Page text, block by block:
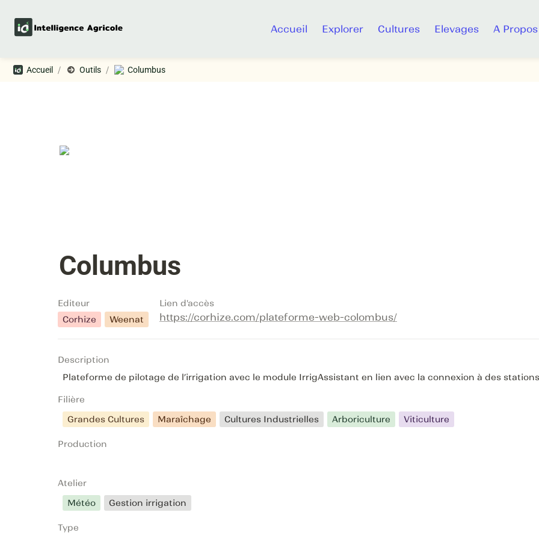
Accueil Explorer Cultures Elevages A Propos
Accueil / Outils / Columbus
Columbus
Editeur
Corhize
Weenat
Lien d'accès
https://corhize.com/plateforme-web-colombus/
Description
Plateforme de pilotage de l’irrigation avec le module IrrigAssistant en lien avec la connexion à des
Filière
Grandes Cultures
Maraîchage Cultures Industrielles Arboriculture Viticulture
Production
Atelier
Météo
Gestion irrigation
Type